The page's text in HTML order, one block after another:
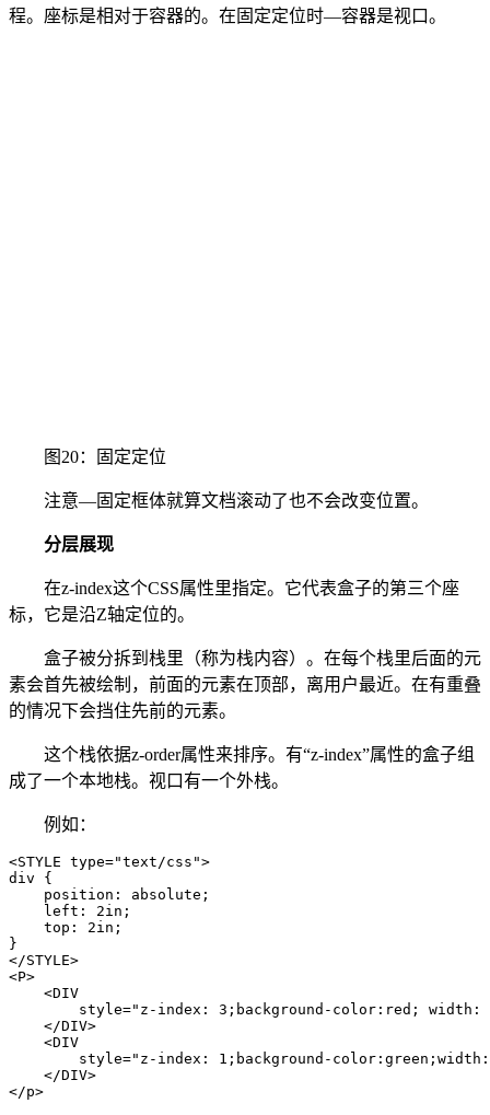
程。座标是相对于容器的。在固定定位时—容器是视口。
图20：固定定位
注意—固定框体就算文档滚动了也不会改变位置。
分层展现
在z-index这个CSS属性里指定。它代表盒子的第三个座
标，它是沿Z轴定位的。
盒子被分拆到栈里（称为栈内容）。在每个栈里后面的元
素会首先被绘制，前面的元素在顶部，离用户最近。在有重叠
的情况下会挡住先前的元素。
这个栈依据z-order属性来排序。有“z-index”属性的盒子组
成了一个本地栈。视口有一个外栈。
例如：
<STYLE type="text/css">
div {
    position: absolute;
    left: 2in;
    top: 2in;
}
</STYLE>
<P>
    <DIV
style="z-index: 3;background-color:red; width:
    </DIV>
    <DIV
style="z-index: 1;background-
    </DIV>
</p>